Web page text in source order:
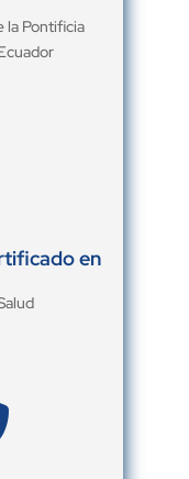
la Pontificia
en